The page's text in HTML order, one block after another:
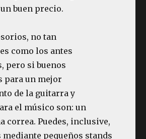
buen precio.
no tan
como los antes
pero si buenos
para un mejor
de la guitarra y
el músico son: un
correa. Puedes, inclusive,
mediante pequeños stands